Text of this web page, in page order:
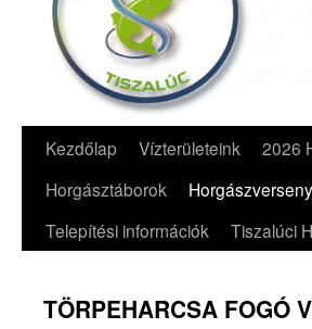
Kilépés
tartalomba
Kezdőlap Vízterületeink
2026
Horgásztáborok
Horgászverseny
Telepítési információk
Tiszalúci
TÖRPEHARCSA FOGÓ